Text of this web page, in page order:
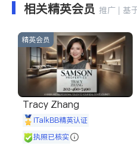
相关精英会员 推广 | 基
精英会员
Tracy Zhang
iTalkBB精英认证
执照已核实